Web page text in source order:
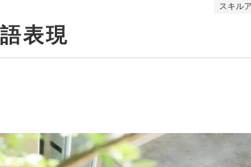
スキル
表現